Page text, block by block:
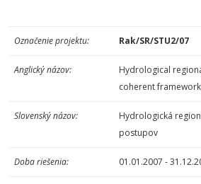
Označenie projektu: Rak/SR/STU2/07
Anglický názov:
Hydrological
coherent framework
Slovenský názov:
Hydrologická
postupov
Doba riešenia: 01.01.2007 -